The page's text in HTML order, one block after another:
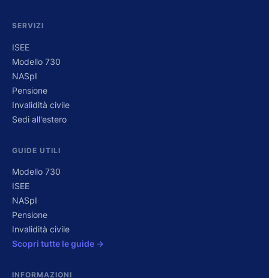
SERVIZI
ISEE
Modello 730
NASpI
Pensione
Invalidità civile
Sedi all'estero
GUIDE UTILI
Modello 730
ISEE
NASpI
Pensione
Invalidità civile
Scopri tutte le guide →
INFORMAZIONI